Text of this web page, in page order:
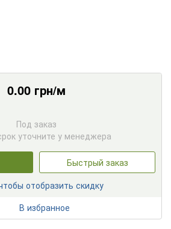
0.00грн/м
Под заказ
уточните у менеджера
Быстрый заказ
отобразить скидку
В избранное